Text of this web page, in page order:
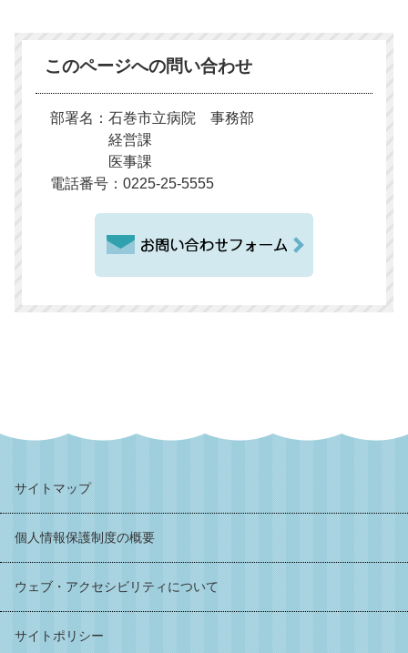
このページへの問い合わせ
部署名：石巻市立病院 事務部
経営課
医事課
電話番号：0225-25-5555
サイトマップ
個人情報保護制度の概要
ウェブ・アクセシビリティについて
サイトポリシー